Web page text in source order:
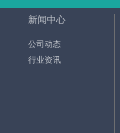
新闻中心
公司动态
行业资讯